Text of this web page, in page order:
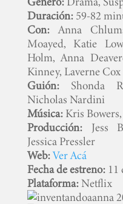
INICIO
PELICULAS
SERIES
TECNOVITOS
Duración:59-82
Con:Anna
Moayed, Katie
Holm, Anna
Kinney, Laverne Cox
Guión:Shonda
Nicholas Nardini
Música:Kris
Producción:Jess
Jessica Pressler
Web:Ver Acá
Fecha de estreno:11
Plataforma:Netflix